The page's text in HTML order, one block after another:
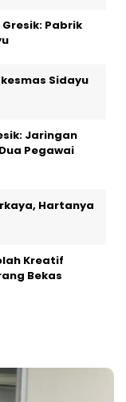
Pabrik
Sidayu
Jaringan
Pegawai
Hartanya
Kreatif
Bekas